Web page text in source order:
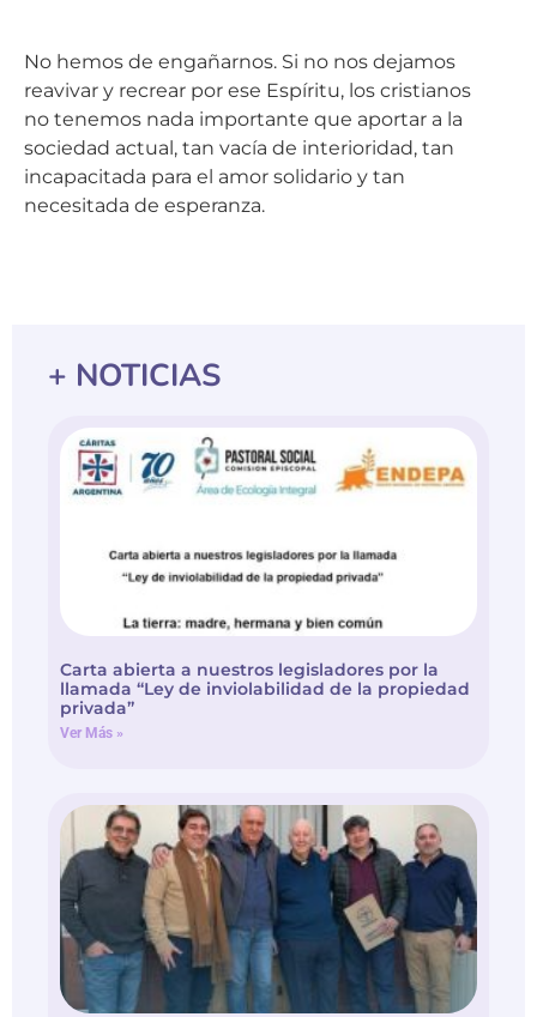
No hemos de engañarnos. Si no nos dejamos
reavivar y recrear por ese Espíritu, los cristianos
no tenemos nada importante que aportar a la
sociedad actual, tan vacía de interioridad, tan
incapacitada para el amor solidario y tan
necesitada de esperanza.
+ NOTICIAS
Carta abierta a nuestros legisladores por la
llamada “Ley de inviolabilidad de la propiedad
privada”
Ver Más »